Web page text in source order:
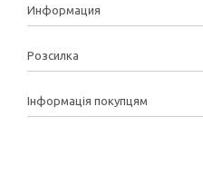
Информация
Розсилка
Інформація покупцям